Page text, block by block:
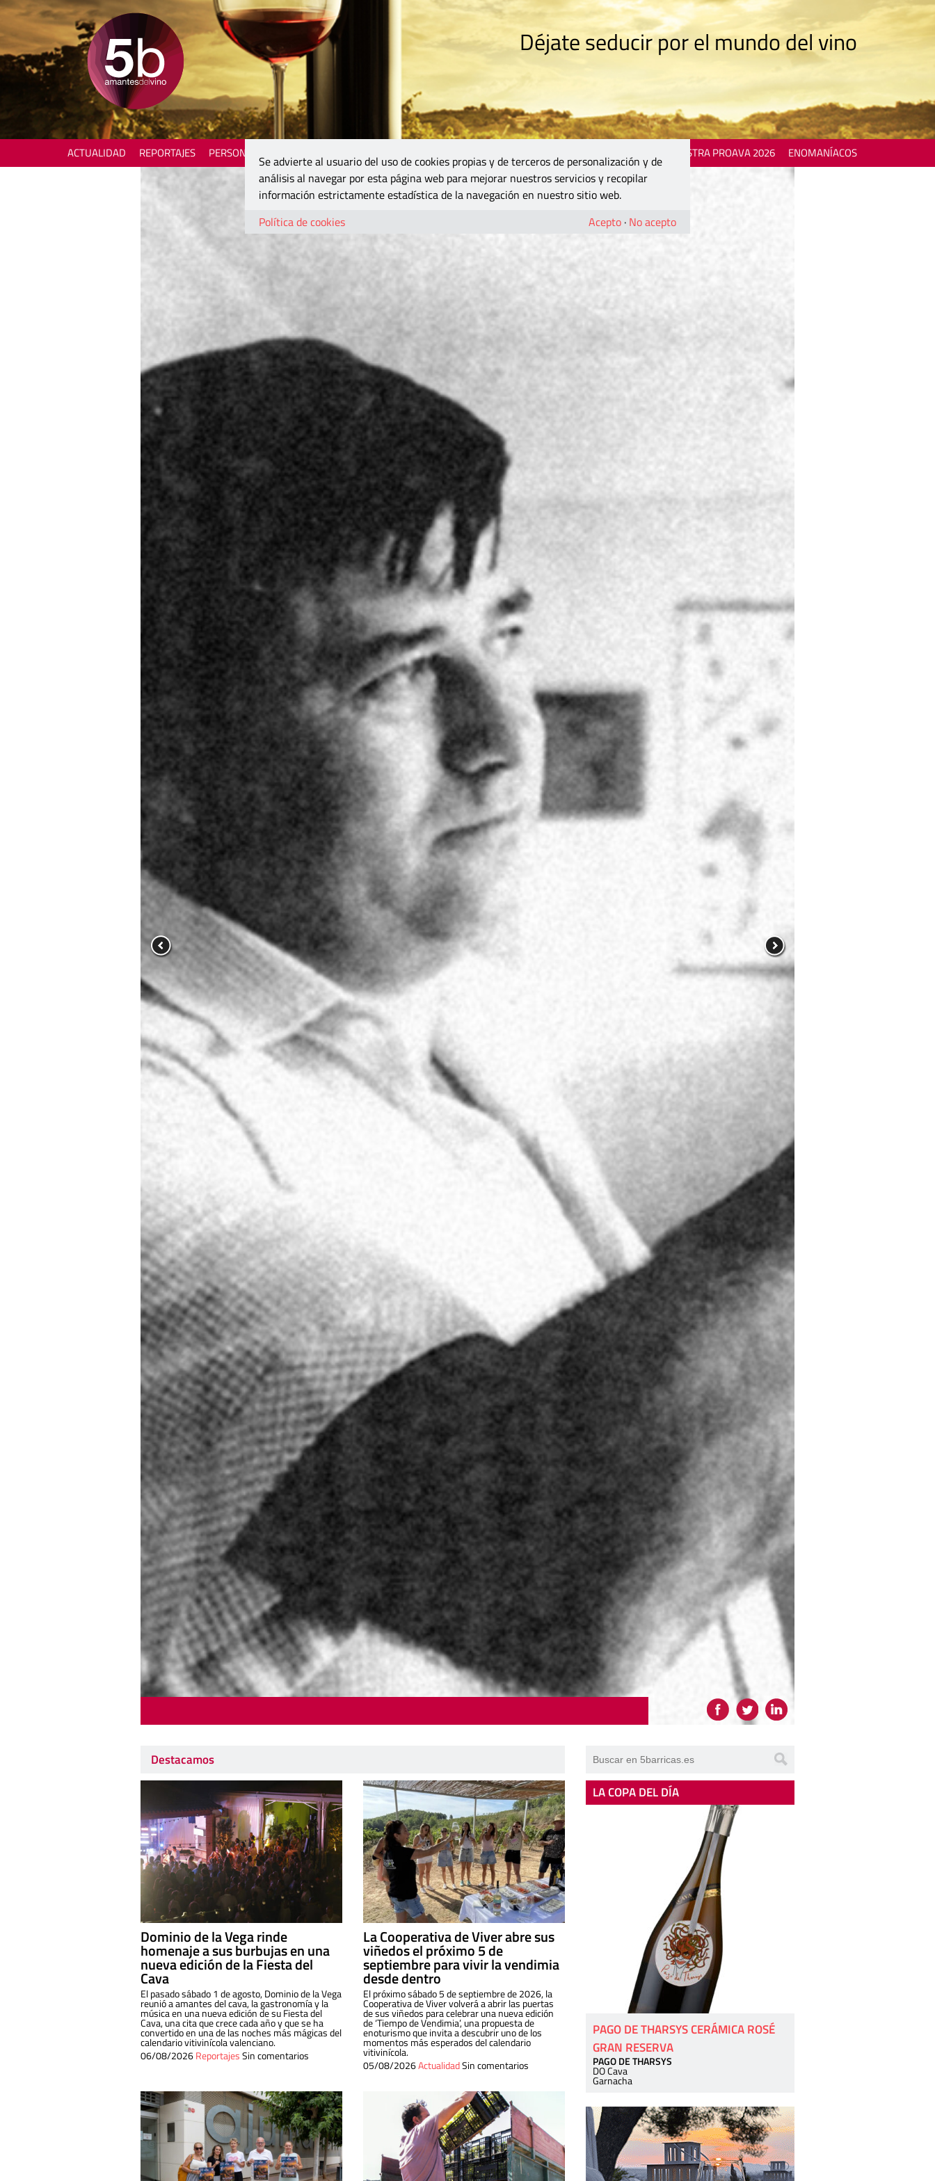
Déjate seducir por el mundo del vino
ACTUALIDAD REPORTAJES PERSONAJES MOSTRA PROAVA 2026 ENOMANÍACOS
Destacamos
Dominio de la Vega rinde
homenaje a sus burbujas en una
nueva edición de la Fiesta del
Cava
El pasado sábado 1 de agosto, Dominio de la Vega
reunió a amantes del cava, la gastronomía y la
música en una nueva edición de su Fiesta del
Cava, una cita que crece cada año y que se ha
convertido en una de las noches más mágicas del
calendario vitivinícola valenciano.
06/08/2026ReportajesSin comentarios
La Cooperativa de Viver abre sus
viñedos el próximo 5 de
septiembre para vivir la vendimia
desde dentro
El próximo sábado 5 de septiembre de 2026, la
Cooperativa de Viver volverá a abrir las puertas
de sus viñedos para celebrar una nueva edición
de ‘Tiempo de Vendimia’, una propuesta de
enoturismo que invita a descubrir uno de los
momentos más esperados del calendario
vitivinícola.
05/08/2026ActualidadSin comentarios
LA COPA DEL DÍA
PAGO DE THARSYS CERÁMICA ROSÉ
GRAN RESERVA
PAGO DE THARSYS
DO Cava
Garnacha
Se advierte al usuario del uso de cookies propias y de terceros de personalización y de
análisis al navegar por esta página web para mejorar nuestros servicios y recopilar
información estrictamente estadística de la navegación en nuestro sitio web.
Política de cookies
Acepto · No acepto